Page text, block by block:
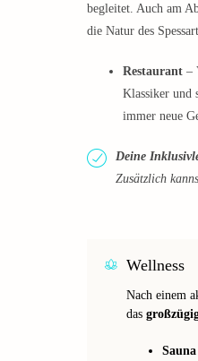
begleitet. Auch am
die Natur des
Restaurant –
Klassiker und
immer neue
Deine
Zusätzlich
Wellness
Nach einem
das
Sauna